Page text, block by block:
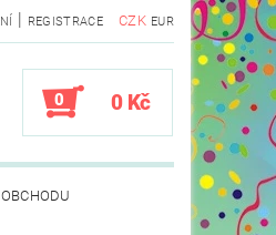
CZK EUR
| REGISTRACE
0 0 Kč